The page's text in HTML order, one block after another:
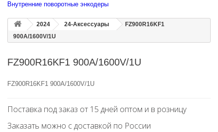
Внутренние поворотные энкодеры
2024 24-Аксессуары
FZ900R16KF1
900A/1600V/1U
FZ900R16KF1 900A/1600V/1U
FZ900R16KF1 900A/1600V/1U
Поставка под заказ от 15 дней оптом и в розницу
Заказать можно с доставкой по России